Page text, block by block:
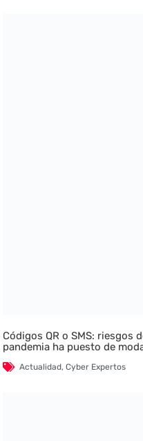
Códigos QR o SMS: riesgos
pandemia ha puesto de
Actualidad,Cyber Expertos